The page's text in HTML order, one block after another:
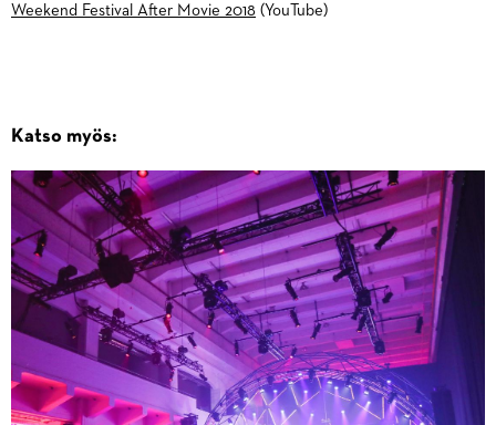
Weekend Festival After Movie 2018 (YouTube)
Katso myös: